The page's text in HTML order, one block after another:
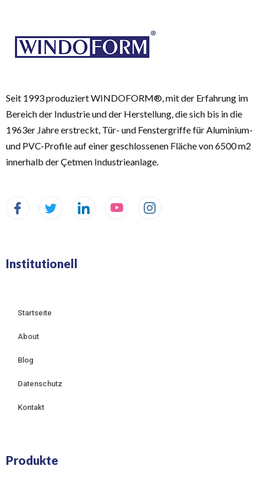
Seit 1993 produziert WINDOFORM®, mit der Erfahrung im
Bereich der Industrie und der Herstellung, die sich bis in die
1963er Jahre erstreckt, Tür- und Fenstergriffe für Aluminium-
und PVC-Profile auf einer geschlossenen Fläche von 6500 m2
innerhalb der Çetmen Industrieanlage.
Institutionell
Startseite
About
Blog
Datenschutz
Kontakt
Produkte